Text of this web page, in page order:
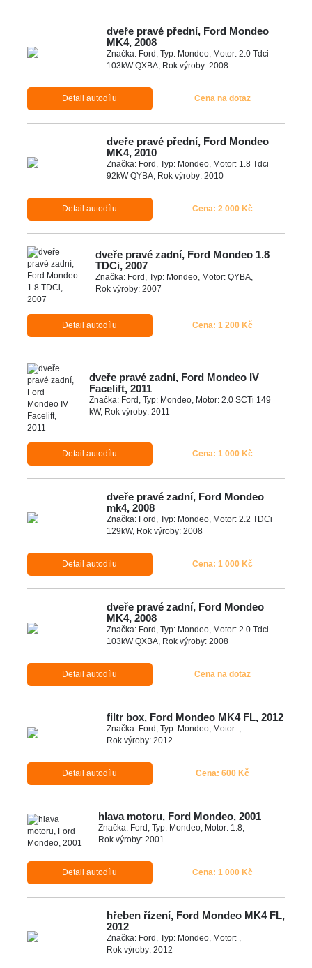
dveře pravé přední, Ford Mondeo
MK4, 2008
Značka: Ford, Typ: Mondeo, Motor: 2.0 Tdci
103kW QXBA, Rok výroby: 2008
Detail autodílu Cena na dotaz
dveře pravé přední, Ford Mondeo
MK4, 2010
Značka: Ford, Typ: Mondeo, Motor: 1.8 Tdci
92kW QYBA, Rok výroby: 2010
Detail autodílu Cena: 2 000 Kč
dveře pravé zadní, Ford Mondeo 1.8
TDCi, 2007
Značka: Ford, Typ: Mondeo, Motor: QYBA,
Rok výroby: 2007
Detail autodílu Cena: 1 200 Kč
dveře pravé zadní, Ford Mondeo IV
Facelift, 2011
Značka: Ford, Typ: Mondeo, Motor: 2.0 SCTi 149
kW, Rok výroby: 2011
Detail autodílu Cena: 1 000 Kč
dveře pravé zadní, Ford Mondeo
mk4, 2008
Značka: Ford, Typ: Mondeo, Motor: 2.2 TDCi
129kW, Rok výroby: 2008
Detail autodílu Cena: 1 000 Kč
dveře pravé zadní, Ford Mondeo
MK4, 2008
Značka: Ford, Typ: Mondeo, Motor: 2.0 Tdci
103kW QXBA, Rok výroby: 2008
Detail autodílu Cena na dotaz
filtr box, Ford Mondeo MK4 FL, 2012
Značka: Ford, Typ: Mondeo, Motor: ,
Rok výroby: 2012
Detail autodílu Cena: 600 Kč
hlava motoru, Ford Mondeo, 2001
Značka: Ford, Typ: Mondeo, Motor: 1.8,
Rok výroby: 2001
Detail autodílu Cena: 1 000 Kč
hřeben řízení, Ford Mondeo MK4 FL,
2012
Značka: Ford, Typ: Mondeo, Motor: ,
Rok výroby: 2012